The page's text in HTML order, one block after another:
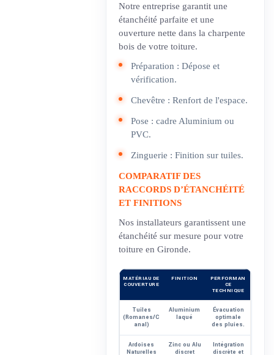
Notre entreprise garantit une
étanchéité parfaite et une
ouverture nette dans la charpente
bois de votre toiture.
Préparation : Dépose et
vérification.
Chevêtre : Renfort de l'espace.
Pose : cadre Aluminium ou
PVC.
Zinguerie : Finition sur tuiles.
COMPARATIF DES
RACCORDS D’ÉTANCHÉITÉ
ET FINITIONS
Nos installateurs garantissent une
étanchéité sur mesure pour votre
toiture en Gironde.
MATÉRIAU DE
COUVERTURE
FINITION
PERFORMAN
CE
TECHNIQUE
Tuiles
(Romanes/C
anal)
Aluminium
laqué
Évacuation
optimale
des pluies.
Ardoises
Naturelles
Zinc ou Alu
discret
Intégration
discrète et